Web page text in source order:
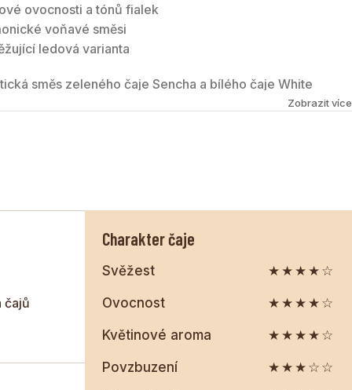
ovocnosti a tónů fialek
voňavé směsi
ledová varianta
směs zeleného čaje Sencha a bílého čaje White
a květy fialky. V šálku se propojuje svěží zelený čaj s
Zobrazit více
čajů
Charakter čaje
Svěžest ★★★★☆
Ovocnost ★★★★☆
Květinové aroma ★★★★☆
Povzbuzení ★★★☆☆